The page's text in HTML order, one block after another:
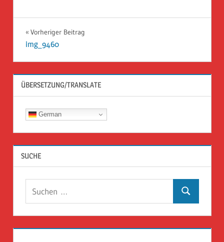
Beitragsnavigation
Vorheriger Beitrag
img_9460
ÜBERSETZUNG/TRANSLATE
German
SUCHE
Suchen